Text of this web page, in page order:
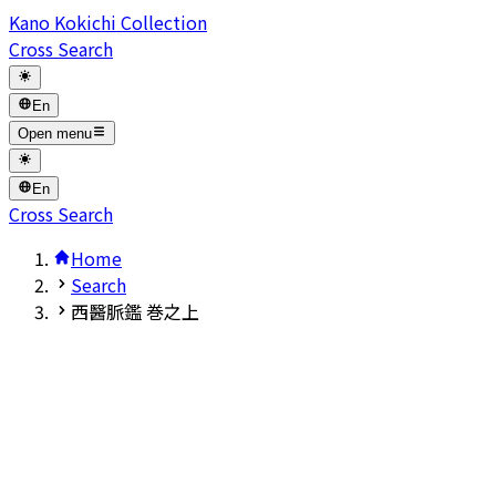
Kano Kokichi Collection
Cross Search
En
Open menu
En
Cross Search
Home
Search
西醫脈鑑 巻之上